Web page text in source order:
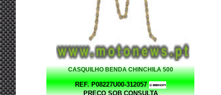
CASQUILHO BENDA CHINCHILA 500
REF. P08227U00-312057
PREÇO SOB CONSULTA